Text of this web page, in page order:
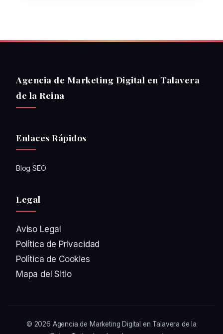
Agencia de Marketing Digital en Talavera
de la Reina
Enlaces Rápidos
Blog SEO
Legal
Aviso Legal
Política de Privacidad
Política de Cookies
Mapa del Sitio
© 2026 Agencia de Marketing Digital en Talavera de la